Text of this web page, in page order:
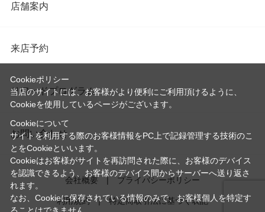
店舗案内
来店予約
リワードプログラム
お問い合わせ
会社概要 プライバシーポリシー
利用規約 特定商取引法に基づく表記
Cookieポリシー
当店のサイトには、お客様がより便利にご利用頂けるように、
Cookieを使用しているページがございます。
Cookieについて
サイトを利用する際のお客様情報をPC上で記録管理する技術のこ
とをCookieといいます。
Cookieはお客様がサイトを再訪問された際に、お客様のデバイス
を認識できるよう、お客様のデバイス間からサーバーへ送り返さ
れます。
なお、Cookieに保存されている情報のみで、お客様個人を特定す